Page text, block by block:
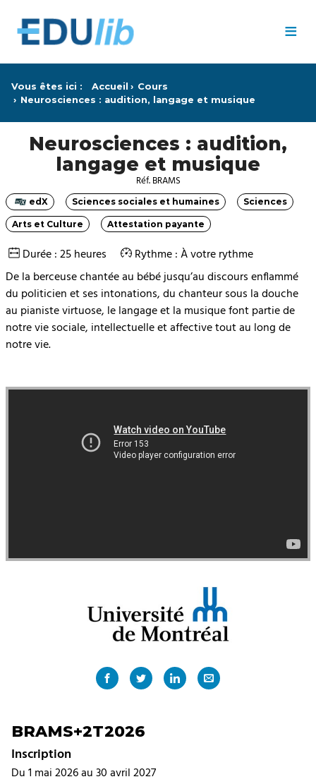
≡
Vous êtes ici : Accueil
Cours
Neurosciences : audition, langage et musique
Neurosciences : audition,
langage et musique
Réf. BRAMS
Catégorie
edX Catégorie
Sciences sociales et humaines Catégorie
Sciences
Catégorie
Arts et Culture Catégorie
Attestation payante
Durée : 25 heures
Rythme : À votre rythme
De la berceuse chantée au bébé jusqu’au discours enflammé
du politicien et ses intonations, du chanteur sous la douche
au pianiste virtuose, le langage et la musique font partie de
notre vie sociale, intellectuelle et affective tout au long de
notre vie.
BRAMS+2T2026
Inscription
Du 1 mai 2026 au 30 avril 2027